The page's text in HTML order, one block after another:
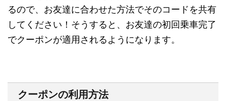
るので、お友達に合わせた方法でそのコードを共有
してください！そうすると、お友達の初回乗車完了
でクーポンが適用されるようになります。
クーポンの利用方法